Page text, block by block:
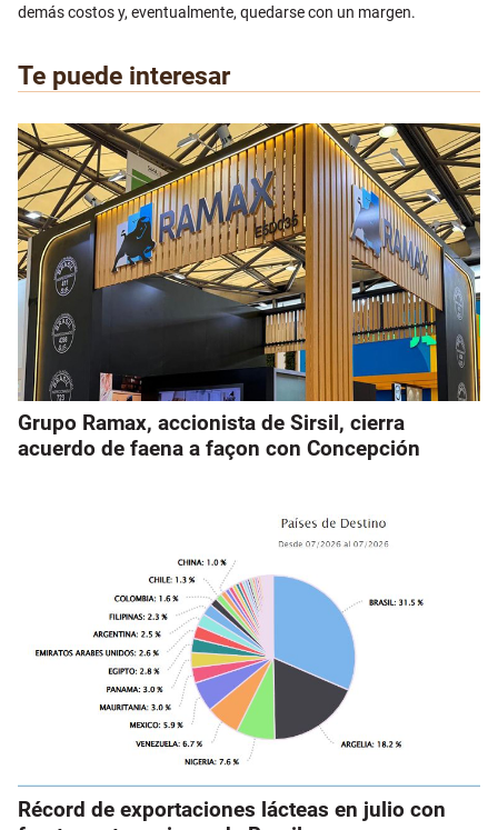
demás costos y, eventualmente, quedarse con un margen.
Te puede interesar
Grupo Ramax, accionista de Sirsil, cierra
acuerdo de faena a façon con Concepción
Récord de exportaciones lácteas en julio con